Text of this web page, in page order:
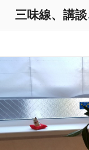
ッ
プ
三味線、講